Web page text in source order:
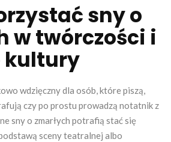
sny o
w twórczości i
kultury
wdzięczny dla osób, które piszą,
czy po prostu prowadzą notatnik z
sny o zmarłych potrafią stać się
sceny teatralnej albo